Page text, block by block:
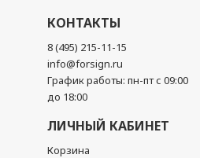
КОНТАКТЫ
8 (495) 215-11-15
info@forsign.ru
График работы: пн-пт с 09:00
до 18:00
ЛИЧНЫЙ КАБИНЕТ
Корзина